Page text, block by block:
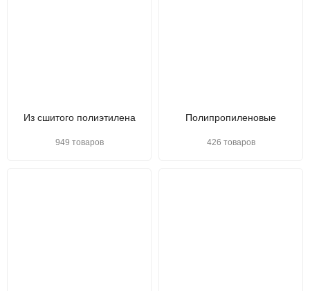
Из сшитого полиэтилена
949 товаров
Полипропиленовые
426 товаров